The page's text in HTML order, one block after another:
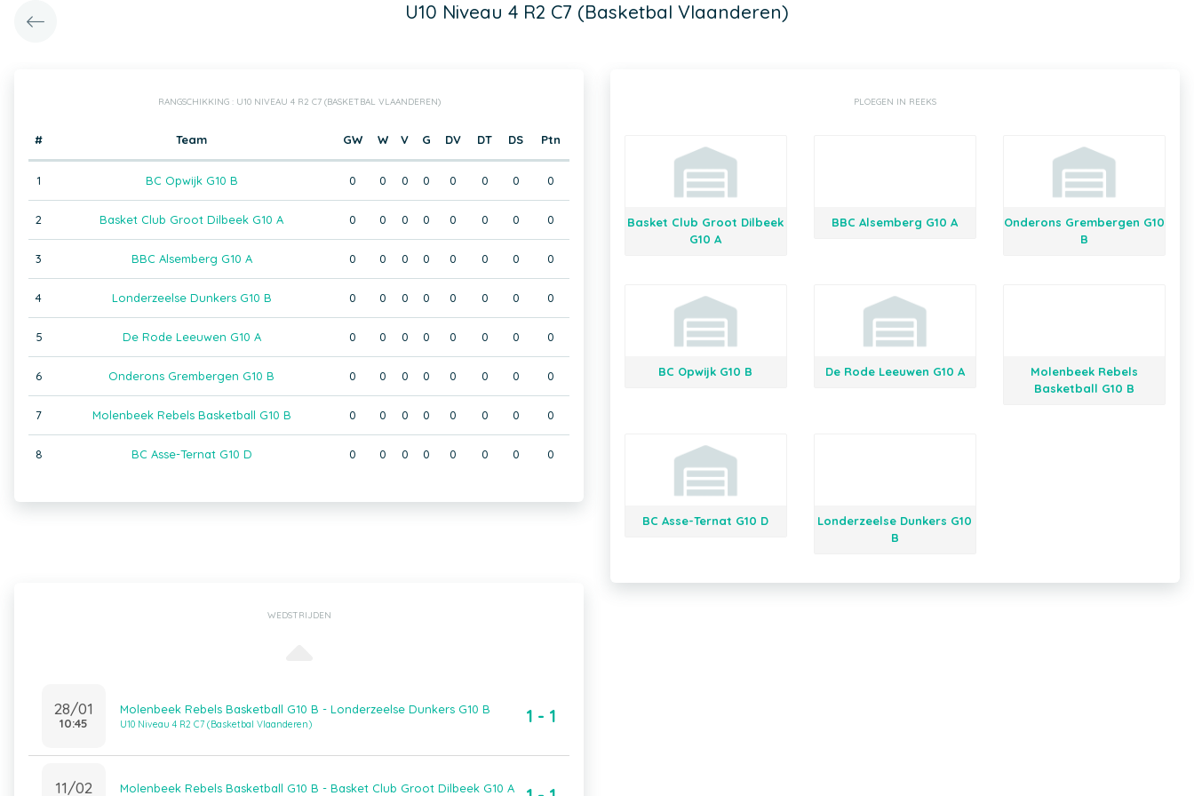
U10 Niveau 4 R2 C7 (Basketbal Vlaanderen)
RANGSCHIKKING : U10 NIVEAU 4 R2 C7 (BASKETBAL VLAANDEREN)
# Team GW W V G DV DT DS Ptn
1 BC Opwijk G10 B 0 0 0 0 0 0 0 0
2 Basket Club Groot Dilbeek G10 A 0 0 0 0 0 0 0 0
3 BBC Alsemberg G10 A 0 0 0 0 0 0 0 0
4 Londerzeelse Dunkers G10 B 0 0 0 0 0 0 0 0
5 De Rode Leeuwen G10 A 0 0 0 0 0 0 0 0
6 Onderons Grembergen G10 B 0 0 0 0 0 0 0 0
7 Molenbeek Rebels Basketball G10 B 0 0 0 0 0 0 0 0
8 BC Asse-Ternat G10 D 0 0 0 0 0 0 0 0
PLOEGEN IN REEKS
Basket Club Groot Dilbeek
G10 A
BBC Alsemberg G10 A
Onderons Grembergen G10
B
BC Opwijk G10 B De Rode Leeuwen G10 A
Molenbeek Rebels
Basketball G10 B
BC Asse-Ternat G10 D
Londerzeelse Dunkers G10
B
WEDSTRIJDEN
28/01
10:45
Molenbeek Rebels Basketball G10 B - Londerzeelse Dunkers G10 B
U10 Niveau 4 R2 C7 (Basketbal Vlaanderen) 1 - 1
11/02 Molenbeek Rebels Basketball G10 B - Basket Club Groot Dilbeek G10 A